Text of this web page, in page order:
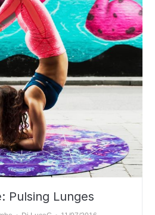
Pulsing Lunges